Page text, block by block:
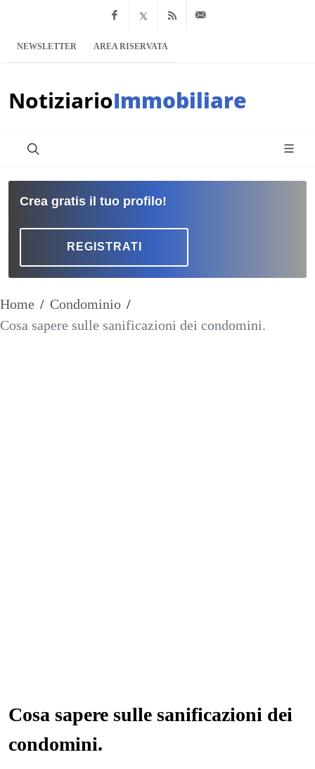
Facebook
x.com Feed RSS
NEWSLETTER AREA RISERVATA
NotiziarioImmobiliare
Crea gratis il tuo profilo!
REGISTRATI
Home / Condominio /
Cosa sapere sulle sanificazioni dei condomini.
Cosa sapere sulle sanificazioni dei
condomini.